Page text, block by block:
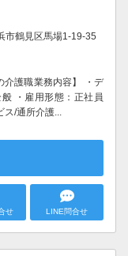
市鶴見区馬場1-19-35
介護職業務内容】 ・デ
・雇用形態：正社員
ス/通所介護...
せ LINE問合せ